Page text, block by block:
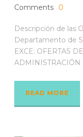
Comments
0
Descripción de las
Departamento de
EXCE: OFERTAS
ADMINISTRACIÓN
READ MORE